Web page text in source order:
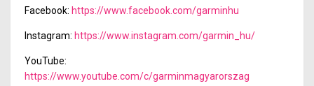
Facebook: https://www.facebook.com/garminhu
Instagram: https://www.instagram.com/garmin_hu/
YouTube:
https://www.youtube.com/c/garminmagyarorszag